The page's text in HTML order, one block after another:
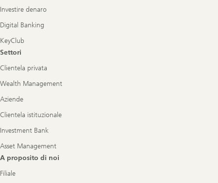
Investire denaro
Digital Banking
KeyClub
Settori
Clientela privata
Wealth Management
Aziende
Clientela istituzionale
Investment Bank
Asset Management
A proposito di noi
Filiale